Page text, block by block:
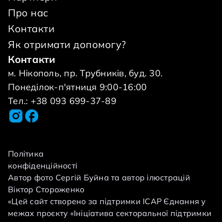
вірю, що ви нас з мамою не залишите сам
на сам з важкою хворобою. Лікар який
оперує сотні дітей призначив операцію за
тиждень! Ми розуміємо, що нам буде важко,
але як би Ви знали, як це важливо для нас!
Моя мама &mdash; Анна, сильна і
незламна.&nbsp;Але її очі сповнені тривоги.
Родина звернулась до фонду про
допомогу.&nbsp; Сума операції 70000 грн.
тиждень. &nbsp; Допоможіть повернути
Маркові рух, мрію та дитинство без болю.
Навіть найменший внесок - це крок до
великого дива. &nbsp;
Про нас
Контакти
Як отримати допомогу?
Контакти
м. Нікополь, пр. Трубників, буд. 30.
Понеділок-п'ятниця 9:00-16:00
Тел.: +38 093 699-37-89
Політика
конфіденційності
Автор фото Сергій Буйна та автор ілюстрацій
Віктор Стороженко
«Цей сайт створено за підтримки ІСАР Єднання у
межах проєкту «Ініціатива секторальної підтримки